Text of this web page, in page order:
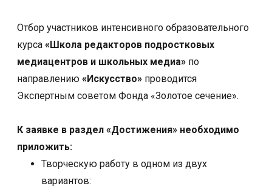
Отбор участников интенсивного образовательного
курса «Школа редакторов подростковых
медиацентров и школьных медиа» по
направлению «Искусство» проводится
Экспертным советом Фонда «Золотое сечение».
К заявке в раздел «Достижения» необходимо
приложить:
Творческую работу в одном из двух
вариантов: